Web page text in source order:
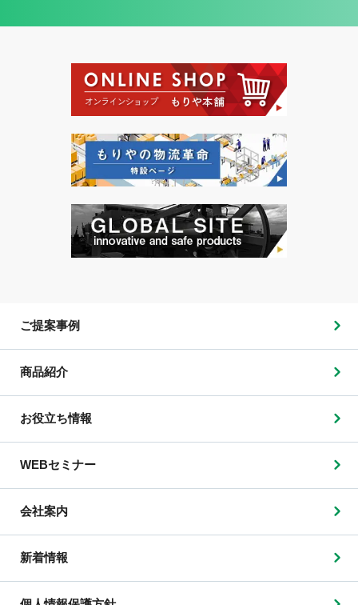
ご提案事例
商品紹介
お役立ち情報
WEBセミナー
会社案内
新着情報